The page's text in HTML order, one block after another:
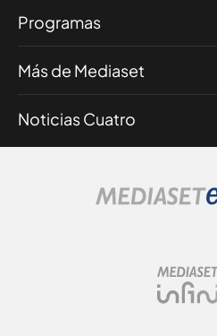
Programas
Más de Mediaset
Noticias Cuatro